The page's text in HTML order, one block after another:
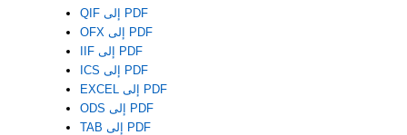
QIF إلى PDF
OFX إلى PDF
IIF إلى PDF
ICS إلى PDF
EXCEL إلى PDF
ODS إلى PDF
TAB إلى PDF